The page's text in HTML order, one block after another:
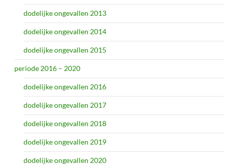
dodelijke ongevallen 2013
dodelijke ongevallen 2014
dodelijke ongevallen 2015
periode 2016 – 2020
dodelijke ongevallen 2016
dodelijke ongevallen 2017
dodelijke ongevallen 2018
dodelijke ongevallen 2019
dodelijke ongevallen 2020